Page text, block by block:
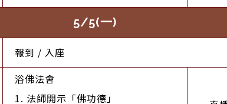
5/5(一)
報到 / 入座
浴佛法會
1. 法師開示「佛功德」